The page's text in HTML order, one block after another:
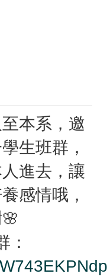
本系，邀
生班群，
進去，讓
感情哦，
：